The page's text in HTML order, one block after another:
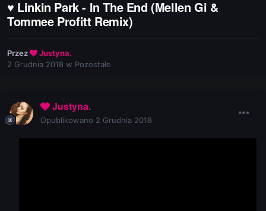
♥ Linkin Park - In The End (Mellen Gi &
Tommee Profitt Remix)
Przez
Justyna.
2 Grudnia 2018 w Pozostałe
Justyna.
Opublikowano 2 Grudnia 2018